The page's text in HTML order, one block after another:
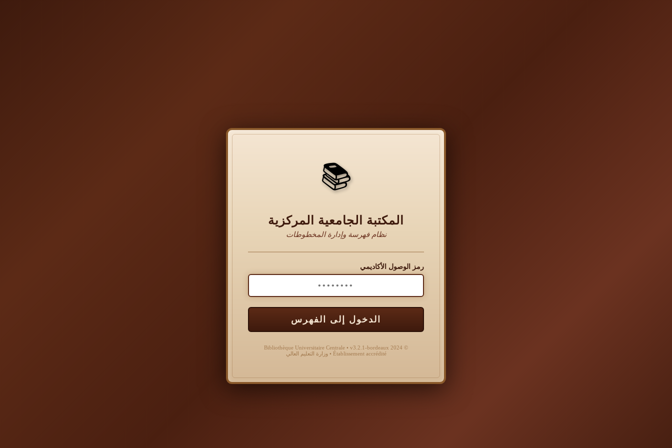
📚
المكتبة الجامعية المركزية
نظام فهرسة وإدارة المخطوطات
رمز الوصول الأكاديمي
الدخول إلى الفهرس
© 2024 Bibliothèque Universitaire Centrale • v3.2.1-bordeaux
Établissement accrédité • وزارة التعليم العالي